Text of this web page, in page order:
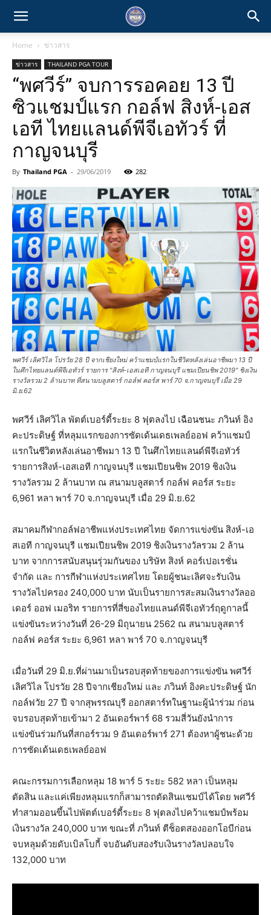
Home ข่าวสาร
ข่าวสาร THAILAND PGA TOUR
“พศวีร์” จบการรอคอย 13 ปี
ซิวแชมป์แรก กอล์ฟ สิงห์-เอส
เอที ไทยแลนด์พีจีเอทัวร์ ที่
กาญจนบุรี
By Thailand PGA - 29/06/2019 282
พศวีร์ เลิศวิไล โปรวัย 28 ปี จากเชียงใหม่ คว้าแชมป์แรกในชีวิตหลังเล่นอาชีพมา 13 ปี
ในศึกไทยแลนด์พีจีเอทัวร์ รายการ "สิงห์-เอสเอที กาญจนบุรี แชมเปียนชิพ 2019" ชิงเงิน
รางวัลรวม 2 ล้านบาท ที่สนามบลูสตาร์ กอล์ฟ คอร์ส พาร์ 70 จ.กาญจนบุรี เมื่อ 29
มิ.ย.62
พศวีร์ เลิศวิไล พัตต์เบอร์ดี้ระยะ 8 ฟุตลงไป เฉือนชนะ ภวินท์ อิง
คะประดิษฐ์ ที่หลุมแรกของการซัดเด้นเดธเพลย์ออฟ คว้าแชมป์
แรกในชีวิตหลังเล่นอาชีพมา 13 ปี ในศึกไทยแลนด์พีจีเอทัวร์
รายการสิงห์-เอสเอที กาญจนบุรี แชมเปียนชิพ 2019 ชิงเงิน
รางวัลรวม 2 ล้านบาท ณ สนามบลูสตาร์ กอล์ฟ คอร์ส ระยะ
6,961 หลา พาร์ 70 จ.กาญจนบุรี เมื่อ 29 มิ.ย.62
สมาคมกีฬากอล์ฟอาชีพแห่งประเทศไทย จัดการแข่งขัน สิงห์-เอ
สเอที กาญจนบุรี แชมเปียนชิพ 2019 ชิงเงินรางวัลรวม 2 ล้าน
บาท จากการสนับสนุนรุ่วมกันของ บริษัท สิงห์ คอร์เปอเรชั่น
จำกัด และ การกีฬาแห่งประเทศไทย โดยผู้ชนะเลิศจะรับเงิน
รางวัลไปครอง 240,000 บาท นับเป็นรายการสะสมเงินรางวัลออ
เดอร์ ออฟ เมอริท รายการที่สี่ของไทยแลนด์พีจีเอทัวร์ฤดูกาลนี้
แข่งขันระหว่างวันที่ 26-29 มิถุนายน 2562 ณ สนามบลูสตาร์
กอล์ฟ คอร์ส ระยะ 6,961 หลา พาร์ 70 จ.กาญจนบุรี
เมื่อวันที่ 29 มิ.ย.ที่ผ่านมาเป็นรอบสุดท้ายของการแข่งขัน พศวีร์
เลิศวิไล โปรวัย 28 ปีจากเชียงใหม่ และ ภวินท์ อิงคะประดิษฐ์ นัก
กอล์ฟวัย 27 ปี จากสุพรรณบุรี ออกสตาร์ทในฐานะผู้นำร่วม ก่อน
จบรอบสุดท้ายเข้ามา 2 อันเดอร์พาร์ 68 รวมสี่วันยังนำการ
แข่งขันร่วมกันที่สกอร์รวม 9 อันเดอร์พาร์ 271 ต้องหาผู้ชนะด้วย
การซัดเด้นเดธเพลย์ออฟ
คณะกรรมการเลือกหลุม 18 พาร์ 5 ระยะ 582 หลา เป็นหลุม
ตัดสิน และแค่เพียงหลุมแรกก็สามารถตัดสินแชมป์ได้โดย พศวีร์
ทำสามออนขึ้นไปพัตต์เบอร์ดี้ระยะ 8 ฟุตลงไปคว้าแชมป์พร้อม
เงินรางวัล 240,000 บาท ขณะที่ ภวินท์ ตีช็อตสองออกโอบีก่อน
จบหลุมด้วยดับเบิลโบกี้ จบอันดับสองรับเงินรางวัลปลอบใจ
132,000 บาท